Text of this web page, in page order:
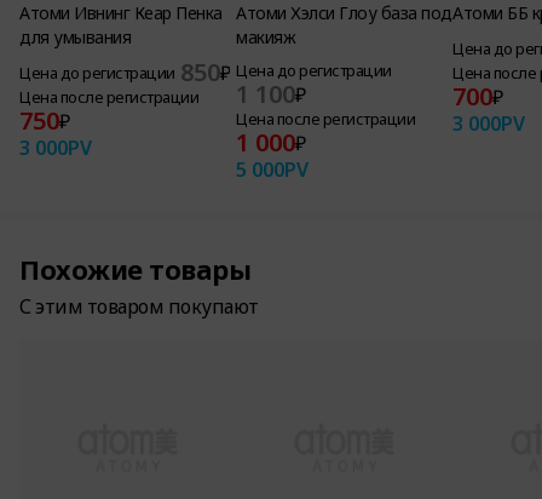
Атоми Ивнинг Кеар Пенка
для умывания
Цена до регистрации 850₽
Цена после регистрации
750₽
3 000PV
Атоми Хэлси Глоу база под
макияж
Цена до регистрации
1 100₽
Цена после регистрации
1 000₽
5 000PV
Атоми ББ
Цена до
Цена после
700₽
3 000PV
Похожие товары
С этим товаром покупают